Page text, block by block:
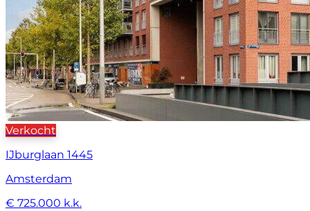
Verkocht
IJburglaan 1445
Amsterdam
€ 725.000 k.k.